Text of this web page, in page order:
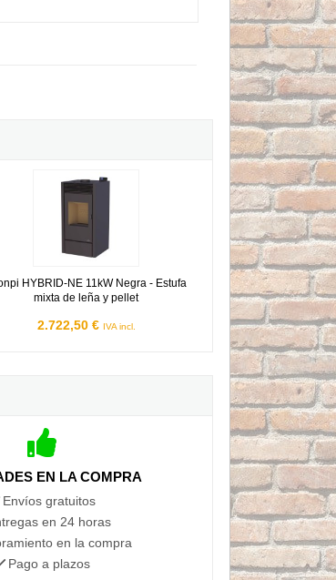
HYBRID-NE 11kW Negra - Estufa
mixta de leña y pellet
2.722,50 € IVA incl.
HYBRID-NE 11kW Negra - Estufa mixta de leña y
EN LA COMPRA
Envíos gratuitos
en 24 horas
en la compra
Pago a plazos